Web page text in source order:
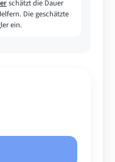
schätzt die Dauer
Die geschätzte
ein.